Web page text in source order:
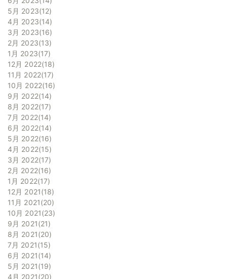
5月 2023 12
4月 2023 14
3月 2023 16
2月 2023 13
1月 2023 17
12月 2022 18
11月 2022 17
10月 2022 16
9月 2022 14
8月 2022 17
7月 2022 14
6月 2022 14
5月 2022 16
4月 2022 15
3月 2022 17
2月 2022 16
1月 2022 17
12月 2021 18
11月 2021 20
10月 2021 23
9月 2021 21
8月 2021 20
7月 2021 15
6月 2021 14
5月 2021 19
4月 2021 20